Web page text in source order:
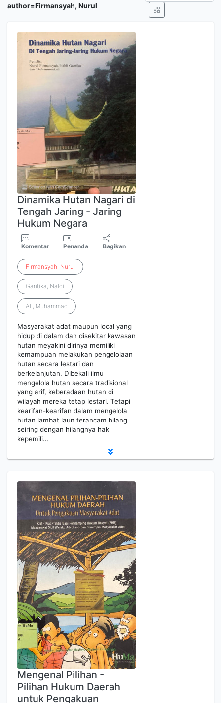
author=Firmansyah, Nurul
Dinamika Hutan Nagari di
Tengah Jaring - Jaring
Hukum Negara
Komentar Penanda Bagikan
Firmansyah, Nurul
Gantika, Naldi
Ali, Muhammad
Masyarakat adat maupun local yang
hidup di dalam dan disekitar kawasan
hutan meyakini dirinya memiliki
kemampuan melakukan pengelolaan
hutan secara lestari dan
berkelanjutan. Dibekali ilmu
mengelola hutan secara tradisional
yang arif, keberadaan hutan di
wilayah mereka tetap lestari. Tetapi
kearifan-kearifan dalam mengelola
hutan lambat laun terancam hilang
seiring dengan hilangnya hak
kepemili…
Mengenal Pilihan -
Pilihan Hukum Daerah
untuk Pengakuan